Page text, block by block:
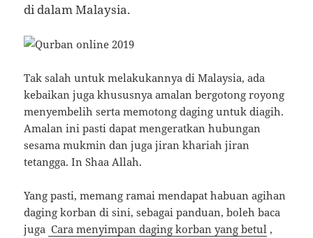
di dalam Malaysia.
Tak salah untuk melakukannya di Malaysia, ada
kebaikan juga khususnya amalan bergotong royong
menyembelih serta memotong daging untuk diagih.
Amalan ini pasti dapat mengeratkan hubungan
sesama mukmin dan juga jiran khariah jiran
tetangga. In Shaa Allah.
Yang pasti, memang ramai mendapat habuan agihan
daging korban di sini, sebagai panduan, boleh baca
juga Cara menyimpan daging korban yang betul ,